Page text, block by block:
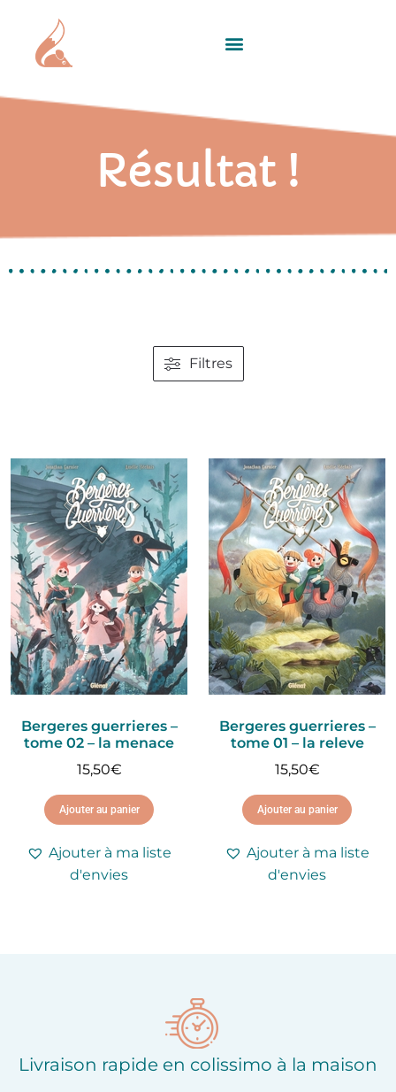
Résultat !
Filtres
Bergeres guerrieres –
tome 02 – la menace
15,50€
Ajouter au panier
Ajouter à ma liste
d'envies
Bergeres guerrieres –
tome 01 – la releve
15,50€
Ajouter au panier
Ajouter à ma liste
d'envies
Livraison rapide en colissimo à la maison